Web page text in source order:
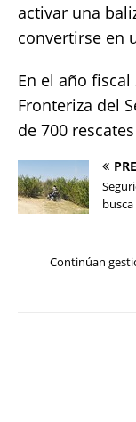
activar una
convertirse en
En el año
Fronteriza del
de 700
Continúan